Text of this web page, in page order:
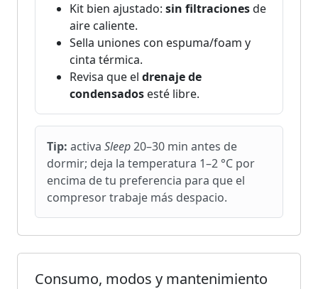
Kit bien ajustado: sin filtracionesde
aire caliente.
Sella uniones con espuma/foam y
cinta térmica.
Revisa que el drenaje de
condensados esté libre.
Tip: activa Sleep20–30 min antes de
dormir; deja la temperatura 1–2 °C por
encima de tu preferencia para que el
compresor trabaje más despacio.
Consumo, modos y mantenimiento